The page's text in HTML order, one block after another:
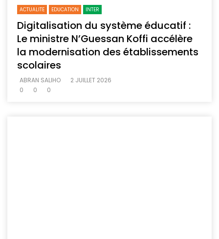
ACTUALITE EDUCATION INTER
Digitalisation du système éducatif :
Le ministre N’Guessan Koffi accélère
la modernisation des établissements
scolaires
ABRAN SALIHO
2 JUILLET 2026
0
0 0